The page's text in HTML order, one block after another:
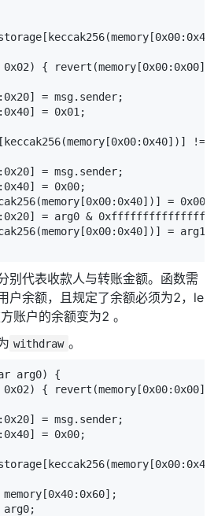
{
= msg.sender;
= 0x01;
!=
= msg.sender;
= 0x00;
= 0x00;
= arg0 &
= arg1;
别代表收款人与转账金额。函数需
户余额，且规定了余额必须为2，le
账户的余额变为2 。
withdraw 。
arg0) {
{
= msg.sender;
= 0x00;
arg0;